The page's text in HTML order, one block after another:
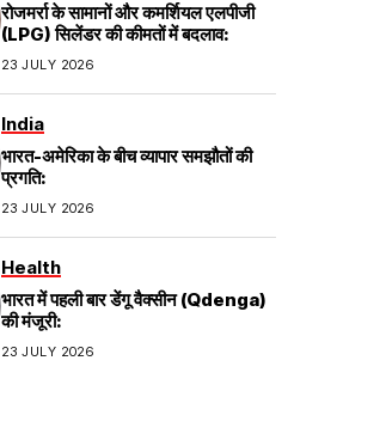
रोजमर्रा के सामानों और कमर्शियल एलपीजी
(LPG) सिलेंडर की कीमतों में बदलाव:
23 JULY 2026
India
भारत-अमेरिका के बीच व्यापार समझौतों की
प्रगति:
23 JULY 2026
Health
भारत में पहली बार डेंगू वैक्सीन (Qdenga)
की मंजूरी:
23 JULY 2026